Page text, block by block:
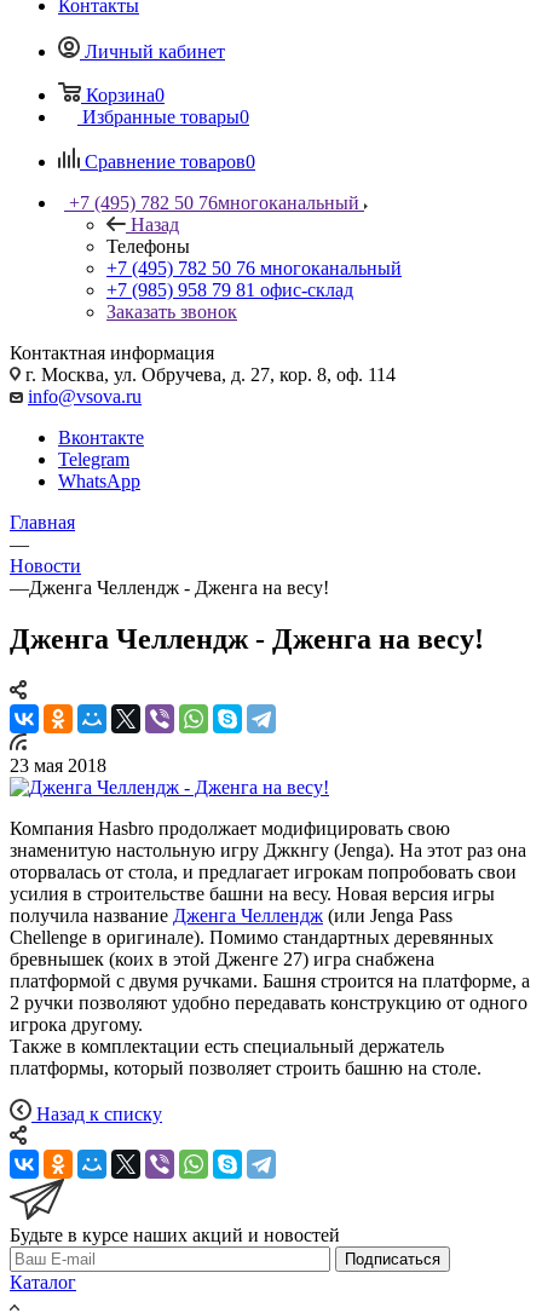
Контакты
Личный кабинет
Корзина0
Избранные товары0
Сравнение товаров0
+7 (495) 782 50 76многоканальный
Назад
Телефоны
+7 (495) 782 50 76 многоканальный
+7 (985) 958 79 81 офис-склад
Заказать звонок
Контактная информация
г. Москва, ул. Обручева, д. 27, кор. 8, оф. 114
info@vsova.ru
Вконтакте
Telegram
WhatsApp
Главная
—
Новости
—Дженга Челлендж - Дженга на весу!
Дженга Челлендж - Дженга на весу!
23 мая 2018
Компания Hasbro продолжает модифицировать свою
знаменитую настольную игру Джкнгу (Jenga). На этот раз она
оторвалась от стола, и предлагает игрокам попробовать свои
усилия в строительстве башни на весу. Новая версия игры
получила название Дженга Челлендж (или Jenga Pass
Chellenge в оригинале). Помимо стандартных деревянных
бревнышек (коих в этой Дженге 27) игра снабжена
платформой с двумя ручками. Башня строится на платформе, а
2 ручки позволяют удобно передавать конструкцию от одного
игрока другому.
Также в комплектации есть специальный держатель
платформы, который позволяет строить башню на столе.
Назад к списку
Будьте в курсе наших акций и новостей
Подписаться
Каталог